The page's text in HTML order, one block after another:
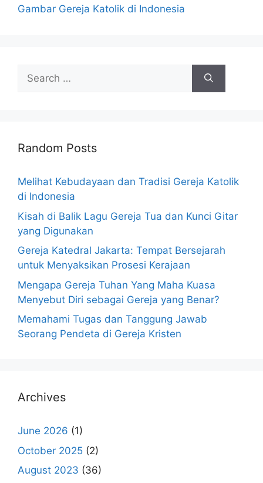
Gambar Gereja Katolik di Indonesia
Search
for:
Random Posts
Melihat Kebudayaan dan Tradisi Gereja Katolik
di Indonesia
Kisah di Balik Lagu Gereja Tua dan Kunci Gitar
yang Digunakan
Gereja Katedral Jakarta: Tempat Bersejarah
untuk Menyaksikan Prosesi Kerajaan
Mengapa Gereja Tuhan Yang Maha Kuasa
Menyebut Diri sebagai Gereja yang Benar?
Memahami Tugas dan Tanggung Jawab
Seorang Pendeta di Gereja Kristen
Archives
June 2026 (1)
October 2025 (2)
August 2023 (36)